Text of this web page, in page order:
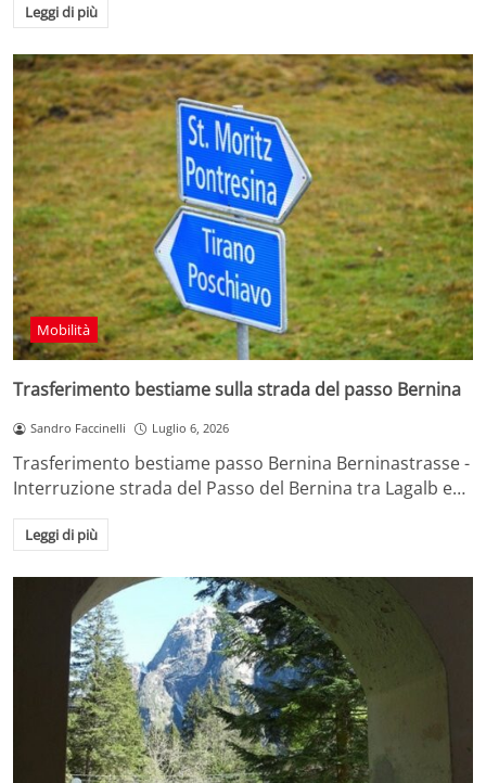
Leggi di più
Mobilità
Trasferimento bestiame sulla strada del passo Bernina
Sandro Faccinelli Luglio 6, 2026
Trasferimento bestiame passo Bernina Berninastrasse -
Interruzione strada del Passo del Bernina tra Lagalb e…
Leggi di più